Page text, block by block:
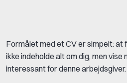
Formålet med et CV er simpelt: at
ikke indeholde alt om dig, men
interessant for denne arbejdsgiver.